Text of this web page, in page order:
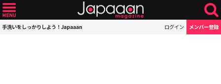
手洗いをしっかりしよう！Japaaan ログイン メンバー登録